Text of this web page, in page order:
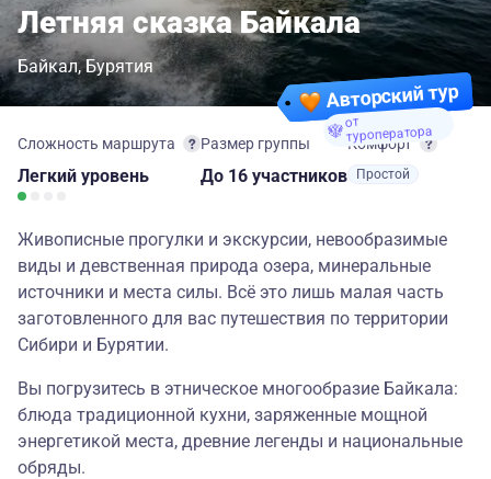
Авторский тур
от
туроператора
Летняя сказка Байкала
Байкал Бурятия
Сложность маршрута
Легкий уровень
Комфорт
Простой
Размер группы
до 16 участников
Живописные прогулки и экскурсии, невообразимые
виды и девственная природа озера, минеральные
источники и места силы. Всё это лишь малая часть
заготовленного для вас путешествия по территории
Сибири и Бурятии.
Вы погрузитесь в этническое многообразие Байкала:
блюда традиционной кухни, заряженные мощной
энергетикой места, древние легенды и национальные
обряды.